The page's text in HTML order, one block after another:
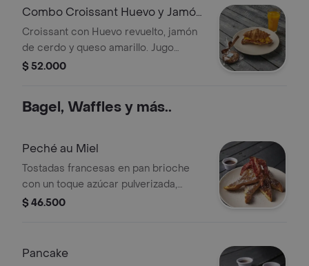
Combo Croissant Huevo y Jamón
con Jugo
Croissant con Huevo revuelto, jamón
de cerdo y queso amarillo. Jugo
Naranaja y una galleta.
$ 52.000
Bagel, Waffles y más..
Peché au Miel
Tostadas francesas en pan brioche
con un toque azúcar pulverizada,
tocineta y miel
$ 46.500
Pancake